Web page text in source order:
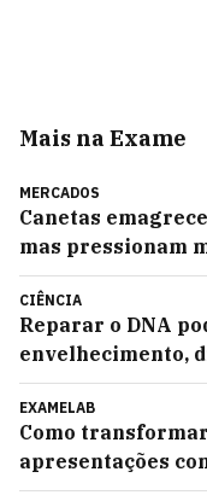
Mais na Exame
MERCADOS
Canetas
mas pressionam
CIÊNCIA
Reparar o DNA
envelhecimento,
EXAMELAB
Como
apresentações